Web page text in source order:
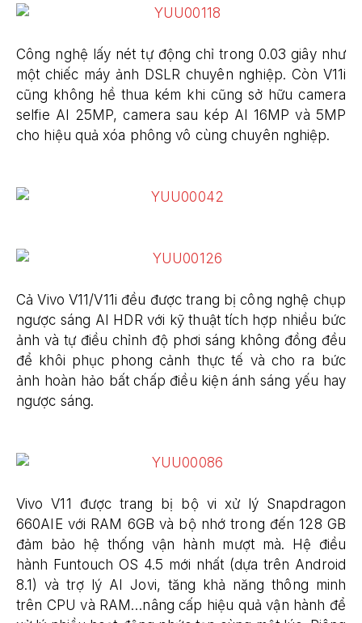
Công nghệ lấy nét tự động chỉ trong 0.03 giây như
một chiếc máy ảnh DSLR chuyên nghiệp. Còn V11i
cũng không hề thua kém khi cũng sở hữu camera
selfie AI 25MP, camera sau kép AI 16MP và 5MP
cho hiệu quả xóa phông vô cùng chuyên nghiệp.
Cả Vivo V11/V11i đều được trang bị công nghệ chụp
ngược sáng AI HDR với kỹ thuật tích hợp nhiều bức
ảnh và tự điều chỉnh độ phơi sáng không đồng đều
để khôi phục phong cảnh thực tế và cho ra bức
ảnh hoàn hảo bất chấp điều kiện ánh sáng yếu hay
ngược sáng.
Vivo V11 được trang bị bộ vi xử lý Snapdragon
660AIE với RAM 6GB và bộ nhớ trong đến 128 GB
đảm bảo hệ thống vận hành mượt mà. Hệ điều
hành Funtouch OS 4.5 mới nhất (dựa trên Android
8.1) và trợ lý AI Jovi, tăng khả năng thông minh
trên CPU và RAM…nâng cấp hiệu quả vận hành để